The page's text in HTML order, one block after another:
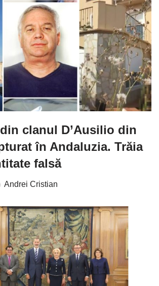
clanul D’Ausilio din
în Andaluzia. Trăia
falsă
Andrei Cristian